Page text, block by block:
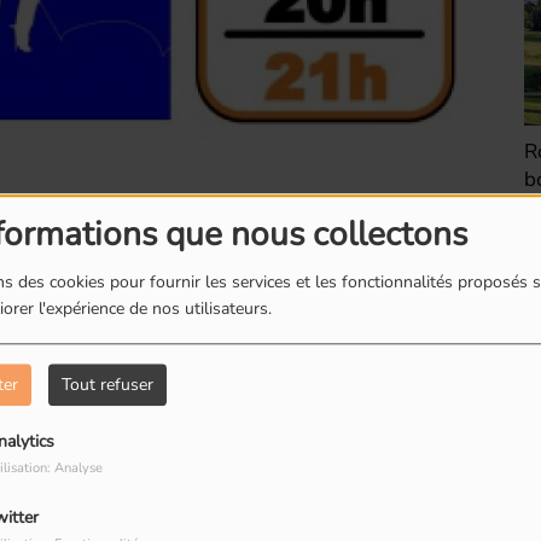
que nous collectons
des cookies pour fournir les services et les fonctionnalités proposés
l'expérience de nos utilisateurs.
Tout refuser
Analyse
Maxence Doré.
de l’île de France, au sein d’une banlieue
Maxence Doré est un jeune homme élancé,